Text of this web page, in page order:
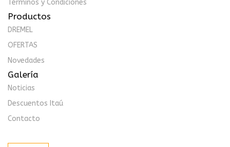
Términos y Condiciones
Productos
DREMEL
OFERTAS
Novedades
Galería
Noticias
Descuentos Itaú
Contacto